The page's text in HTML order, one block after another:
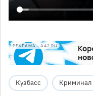
РЕКЛАМА • A42.RU
Кузбасс Криминал